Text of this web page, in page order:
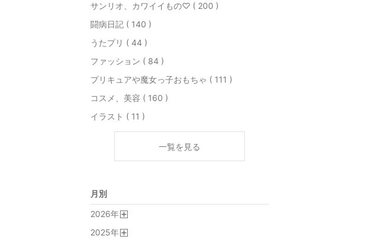
サンリオ、カワイイもの♡ ( 200 )
闘病日記 ( 140 )
うたプリ ( 44 )
ファッション ( 84 )
プリキュアや魔女っ子おもちゃ ( 111 )
コスメ、美容 ( 160 )
イラスト ( 11 )
一覧を見る
月別
2026年
2025年